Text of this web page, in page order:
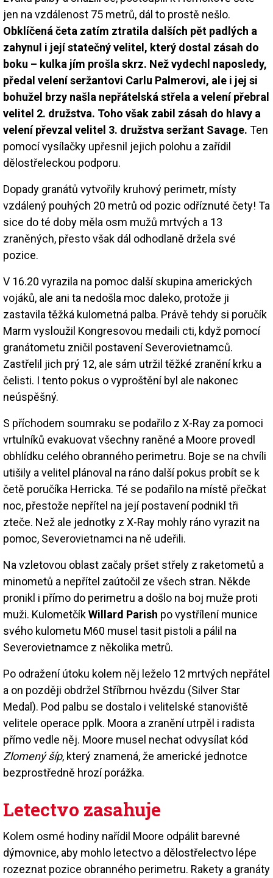
jen na vzdálenost 75 metrů, dál to prostě nešlo.
Obklíčená četa zatím ztratila dalších pět padlých a
zahynul i její statečný velitel, který dostal zásah do
boku – kulka jím prošla skrz. Než vydechl naposledy,
předal velení seržantovi Carlu Palmerovi, ale i jej si
bohužel brzy našla nepřátelská střela a velení přebral
velitel 2. družstva. Toho však zabil zásah do hlavy a
velení převzal velitel 3. družstva seržant Savage. Ten
pomocí vysílačky upřesnil jejich polohu a zařídil
dělostřeleckou podporu.
Dopady granátů vytvořily kruhový perimetr, místy
vzdálený pouhých 20 metrů od pozic odříznuté čety! Ta
sice do té doby měla osm mužů mrtvých a 13
zraněných, přesto však dál odhodlaně držela své
pozice.
V 16.20 vyrazila na pomoc další skupina amerických
vojáků, ale ani ta nedošla moc daleko, protože ji
zastavila těžká kulometná palba. Právě tehdy si poručík
Marm vysloužil Kongresovou medaili cti, když pomocí
granátometu zničil postavení Severovietnamců.
Zastřelil jich prý 12, ale sám utržil těžké zranění krku a
čelisti. I tento pokus o vyproštění byl ale nakonec
neúspěšný.
S příchodem soumraku se podařilo z X-Ray za pomoci
vrtulníků evakuovat všechny raněné a Moore provedl
obhlídku celého obranného perimetru. Boje se na chvíli
utišily a velitel plánoval na ráno další pokus probít se k
četě poručíka Herricka. Té se podařilo na místě přečkat
noc, přestože nepřítel na její postavení podnikl tři
zteče. Než ale jednotky z X-Ray mohly ráno vyrazit na
pomoc, Severovietnamci na ně udeřili.
Na vzletovou oblast začaly pršet střely z raketometů a
minometů a nepřítel zaútočil ze všech stran. Někde
pronikl i přímo do perimetru a došlo na boj muže proti
muži. KulometčíkWillard Parish po vystřílení munice
svého kulometu M60 musel tasit pistoli a pálil na
Severovietnamce z několika metrů.
Po odražení útoku kolem něj leželo 12 mrtvých nepřátel
a on později obdržel Stříbrnou hvězdu (Silver Star
Medal). Pod palbu se dostalo i velitelské stanoviště
velitele operace pplk. Moora a zranění utrpěl i radista
přímo vedle něj. Moore musel nechat odvysílat kód
Zlomený šíp, který znamená, že americké jednotce
bezprostředně hrozí porážka.
Letectvo zasahuje
Kolem osmé hodiny nařídil Moore odpálit barevné
dýmovnice, aby mohlo letectvo a dělostřelectvo lépe
rozeznat pozice obranného perimetru. Rakety a granáty